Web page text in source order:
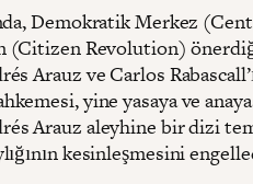
Demokratik Merkez
(Citizen Revolution)
Arauz ve Carlos
yine yasaya ve
Arauz aleyhine bir dizi
kesinleşmesini